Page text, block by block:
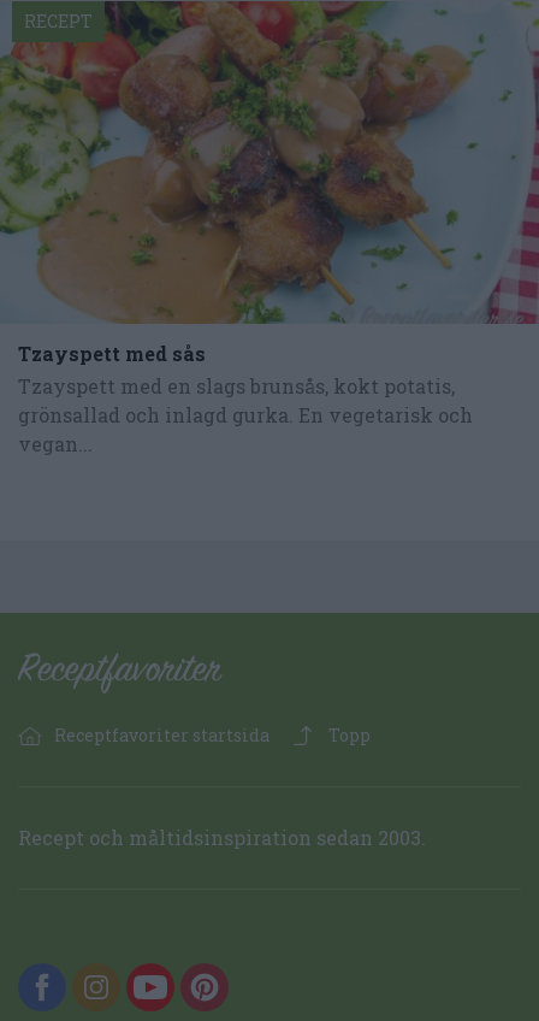
Tzayspett med sås
Tzayspett med en slags brunsås, kokt potatis,
grönsallad och inlagd gurka. En vegetarisk och
vegan...
RECEPT
Receptfavoriter startsida Topp
Recept och måltidsinspiration sedan 2003.